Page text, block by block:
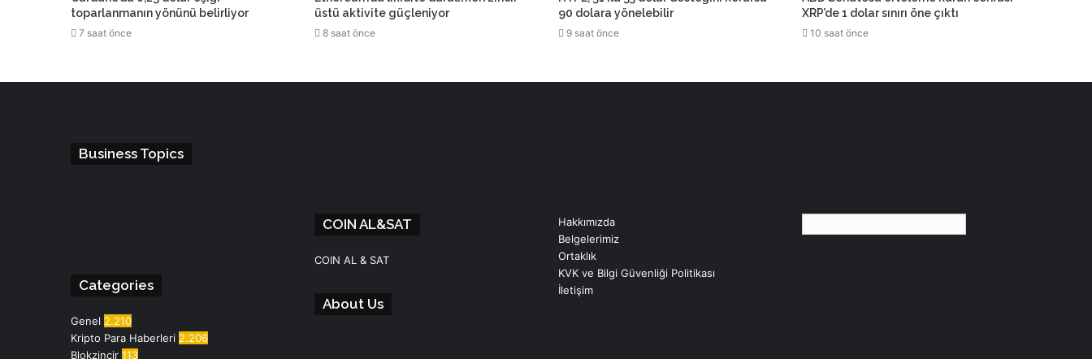
toparlanmanın yönünü belirliyor
7 saat önce
üstü aktivite güçleniyor
8 saat önce
90 dolara yönelebilir
9 saat önce
XRP’de 1 dolar sınırı öne çıktı
10 saat önce
Business Topics
Categories
Genel 2.210
Kripto Para Haberleri 2.206
Blokzincir 113
COIN AL&SAT
COIN AL & SAT
About Us
Hakkımızda
Belgelerimiz
Ortaklık
KVK ve Bilgi Güvenliği Politikası
İletişim